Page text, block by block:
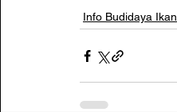
Info Budidaya Ikan